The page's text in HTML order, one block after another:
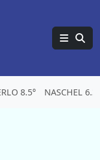
8.5° NASCHEL 6.3°